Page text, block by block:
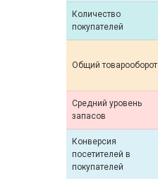
Количество
покупателей
Общий товарооборот
Средний уровень
запасов
Конверсия
посетителей в
покупателей